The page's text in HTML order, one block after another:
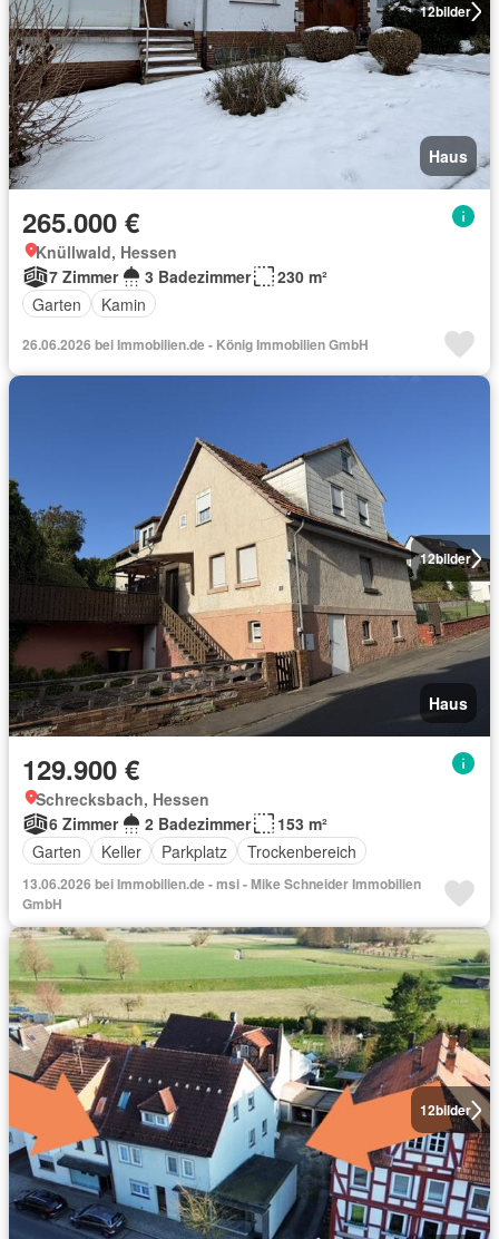
12bilder
Haus
265.000 €
Knüllwald, Hessen
7 Zimmer
3 Badezimmer
230 m²
Garten
Kamin
26.06.2026 bei Immobilien.de - König Immobilien GmbH
12bilder
Haus
129.900 €
Schrecksbach, Hessen
6 Zimmer
2 Badezimmer
153 m²
Garten
Keller Parkplatz Trockenbereich
13.06.2026 bei Immobilien.de - msi - Mike Schneider Immobilien
GmbH
12bilder